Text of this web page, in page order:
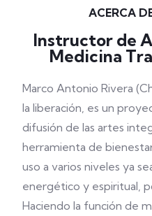
ACERCA
Instructor de
Medicina
Marco Antonio Rivera
la liberación, es un
difusión de las artes
herramienta de
uso a varios niveles ya
energético y espiritual,
Haciendo la función de